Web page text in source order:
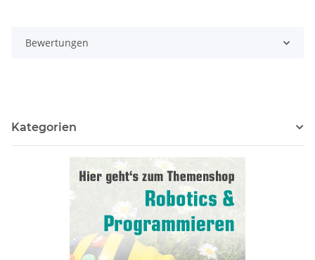
Bewertungen
Kategorien